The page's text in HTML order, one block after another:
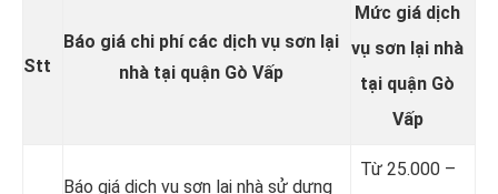
Stt
Báo giá chi phí các dịch vụ sơn lại
nhà tại quận Gò Vấp
Mức giá dịch
vụ sơn lại nhà
tại quận Gò
Vấp
Báo giá dịch vụ sơn lại nhà sử dựng
Từ 25.000 –